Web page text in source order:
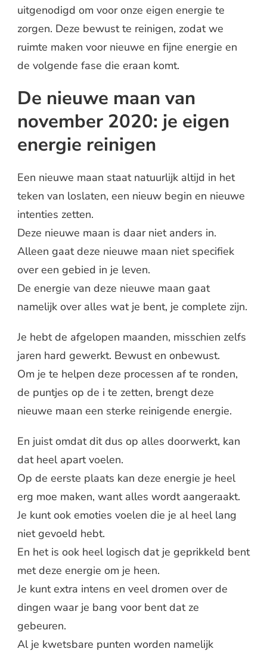
uitgenodigd om voor onze eigen energie te
zorgen. Deze bewust te reinigen, zodat we
ruimte maken voor nieuwe en fijne energie en
de volgende fase die eraan komt.
De nieuwe maan van
november 2020: je eigen
energie reinigen
Een nieuwe maan staat natuurlijk altijd in het
teken van loslaten, een nieuw begin en nieuwe
intenties zetten.
Deze nieuwe maan is daar niet anders in.
Alleen gaat deze nieuwe maan niet specifiek
over een gebied in je leven.
De energie van deze nieuwe maan gaat
namelijk over alles wat je bent, je complete zijn.
Je hebt de afgelopen maanden, misschien zelfs
jaren hard gewerkt. Bewust en onbewust.
Om je te helpen deze processen af te ronden,
de puntjes op de i te zetten, brengt deze
nieuwe maan een sterke reinigende energie.
En juist omdat dit dus op alles doorwerkt, kan
dat heel apart voelen.
Op de eerste plaats kan deze energie je heel
erg moe maken, want alles wordt aangeraakt.
Je kunt ook emoties voelen die je al heel lang
niet gevoeld hebt.
En het is ook heel logisch dat je geprikkeld bent
met deze energie om je heen.
Je kunt extra intens en veel dromen over de
dingen waar je bang voor bent dat ze
gebeuren.
Al je kwetsbare punten worden namelijk